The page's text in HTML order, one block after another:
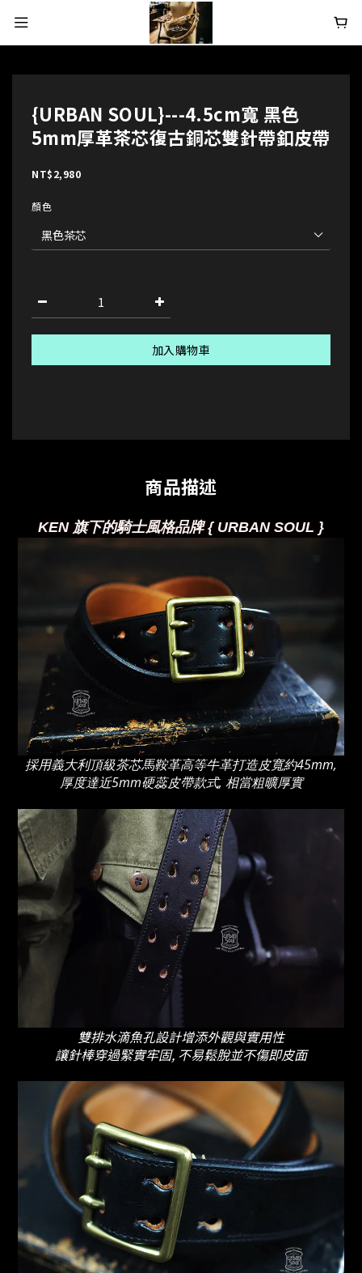
{URBAN SOUL}---4.5cm寬 黑色
5mm厚革茶芯復古銅芯雙針帶釦皮帶
NT$2,980
顏色
加入購物車
商品描述
KEN 旗下的騎士風格品牌 { URBAN SOUL }
採用義大利頂級茶芯馬鞍革高等牛革打造皮寬約45mm,
厚度達近5mm硬蕊皮帶款式, 相當粗曠厚實
雙排水滴魚孔設計增添外觀與實用性
讓針棒穿過緊實牢固, 不易鬆脫並不傷即皮面